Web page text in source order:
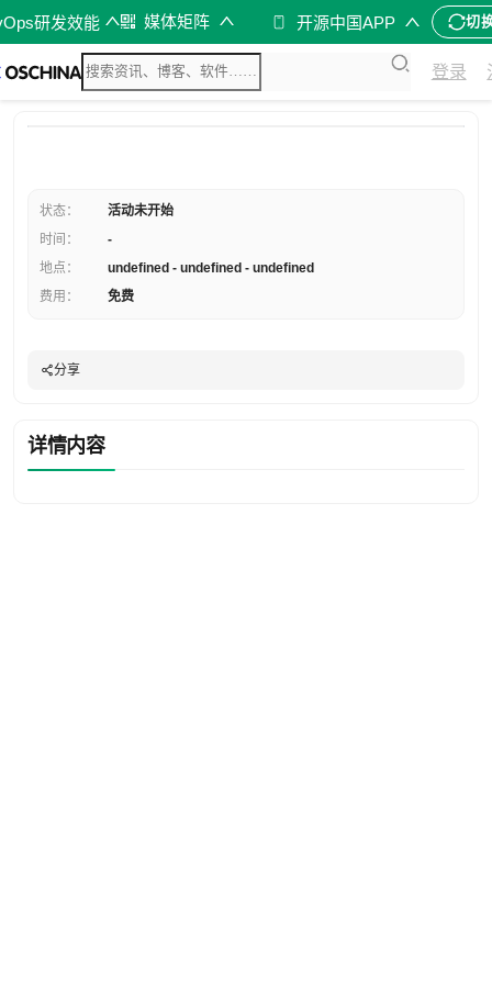
研发效能 媒体矩阵 开源中国APP 切
登录
状态：
活动未开始
时间：
-
地点：
undefined - undefined - undefined
费用：
免费
分享
详情内容